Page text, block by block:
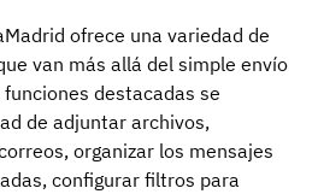
ofrece una variedad de
van más allá del simple envío
destacadas se
de adjuntar archivos,
organizar los mensajes
configurar filtros para